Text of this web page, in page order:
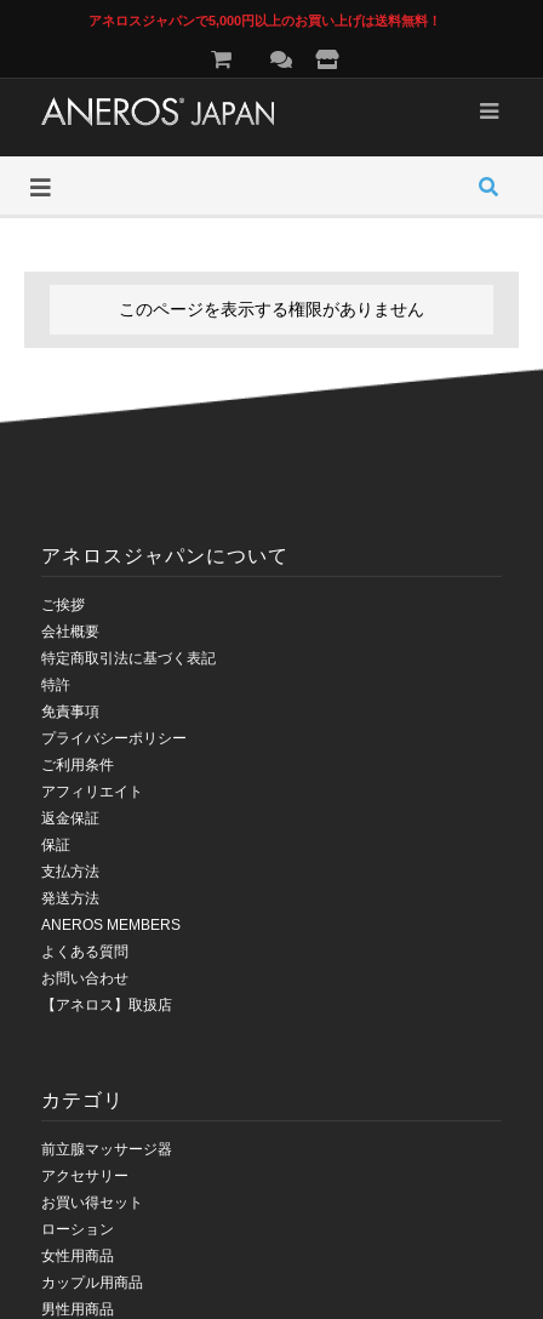
アネロスジャパンで5,000円以上のお買い上げは送料無料！
このページを表示する権限がありません
アネロスジャパンについて
ご挨拶
会社概要
特定商取引法に基づく表記
特許
免責事項
プライバシーポリシー
ご利用条件
アフィリエイト
返金保証
保証
支払方法
発送方法
ANEROS MEMBERS
よくある質問
お問い合わせ
【アネロス】取扱店
カテゴリ
前立腺マッサージ器
アクセサリー
お買い得セット
ローション
女性用商品
カップル用商品
男性用商品